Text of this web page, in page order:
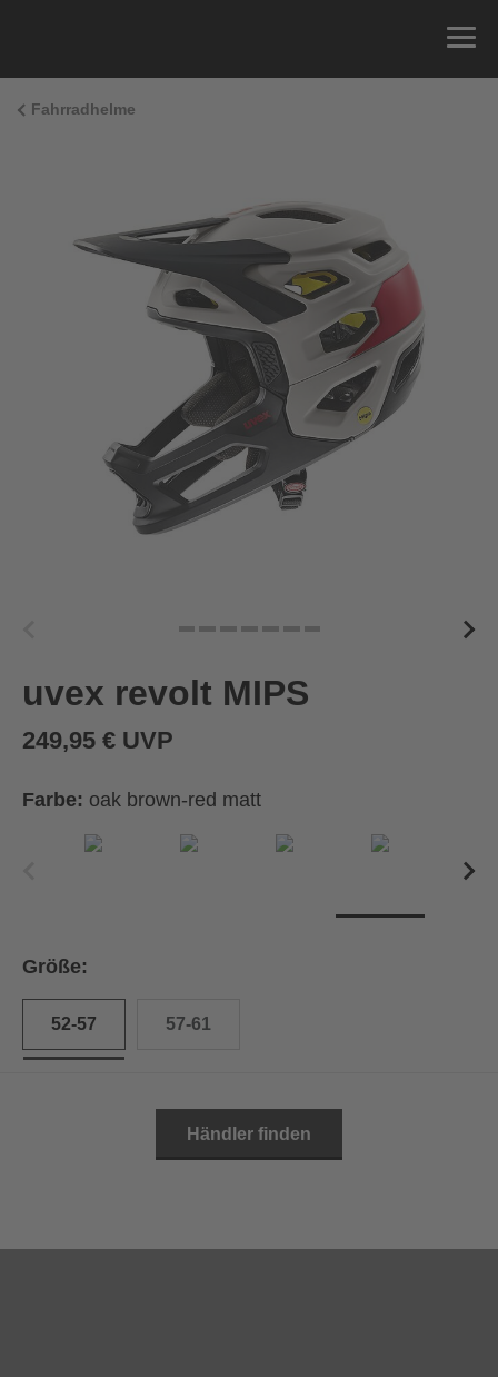
Fahrradhelme
uvex revolt MIPS
249,95 € UVP
Farbe: oak brown-red matt
Größe:
52-57 57-61
Händler finden